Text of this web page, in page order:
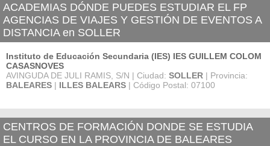
ACADEMIAS DÓNDE PUEDES ESTUDIAR EL FP
AGENCIAS DE VIAJES Y GESTIÓN DE EVENTOS A
DISTANCIA en SOLLER
Instituto de Educación Secundaria (IES) IES GUILLEM COLOM
CASASNOVES
AVINGUDA DE JULI RAMIS, S/N | Ciudad: SOLLER | Provincia:
BALEARES | ILLES BALEARS | Código Postal: 07100
CENTROS DE FORMACIÓN DONDE SE ESTUDIA
EL CURSO EN LA PROVINCIA DE BALEARES